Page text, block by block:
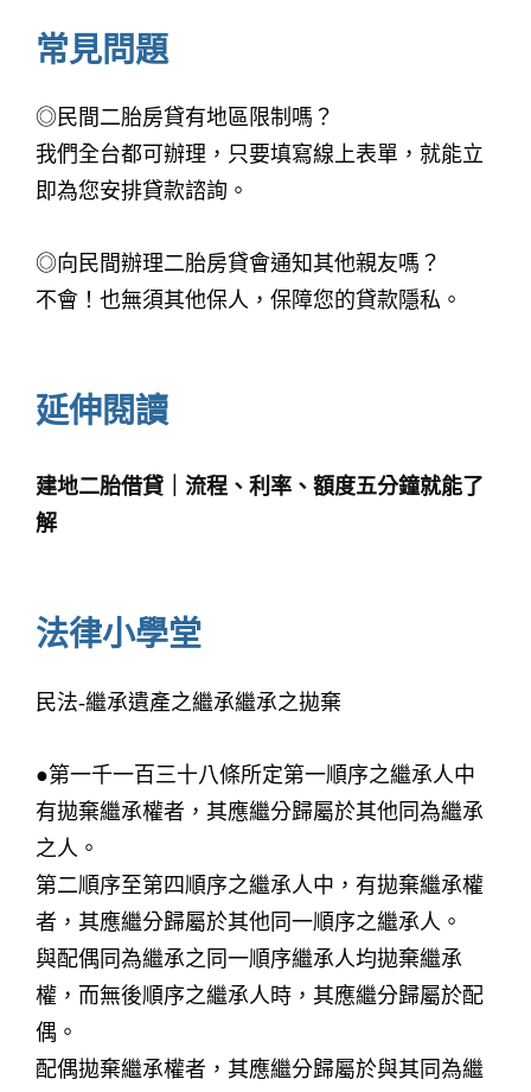
常見問題
◎民間二胎房貸有地區限制嗎？
我們全台都可辦理，只要填寫線上表單，就能立
即為您安排貸款諮詢。
◎向民間辦理二胎房貸會通知其他親友嗎？
不會！也無須其他保人，保障您的貸款隱私。
延伸閱讀
建地二胎借貸｜流程、利率、額度五分鐘就能了
解
法律小學堂
民法-繼承遺產之繼承繼承之拋棄
●第一千一百三十八條所定第一順序之繼承人中
有拋棄繼承權者，其應繼分歸屬於其他同為繼承
之人。
第二順序至第四順序之繼承人中，有拋棄繼承權
者，其應繼分歸屬於其他同一順序之繼承人。
與配偶同為繼承之同一順序繼承人均拋棄繼承
權，而無後順序之繼承人時，其應繼分歸屬於配
偶。
配偶拋棄繼承權者，其應繼分歸屬於與其同為繼